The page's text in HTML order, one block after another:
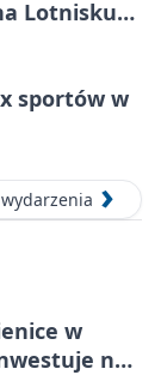
Lotnisku
sportów w
w
na